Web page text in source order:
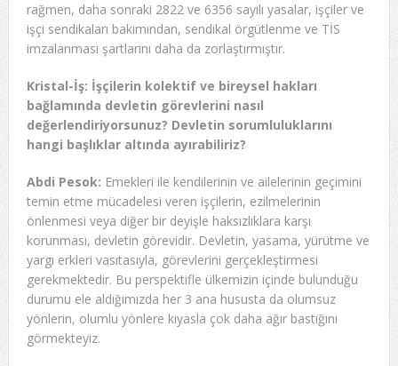
rağmen, daha sonraki 2822 ve 6356 sayılı yasalar, işçiler ve
işçi sendikaları bakımından, sendikal örgütlenme ve TİS
imzalanması şartlarını daha da zorlaştırmıştır.
Kristal-İş: İşçilerin kolektif ve bireysel hakları
bağlamında devletin görevlerini nasıl
değerlendiriyorsunuz? Devletin sorumluluklarını
hangi başlıklar altında ayırabiliriz?
Abdi Pesok: Emekleri ile kendilerinin ve ailelerinin geçimini
temin etme mücadelesi veren işçilerin, ezilmelerinin
önlenmesi veya diğer bir deyişle haksızlıklara karşı
korunması, devletin görevidir. Devletin, yasama, yürütme ve
yargı erkleri vasıtasıyla, görevlerini gerçekleştirmesi
gerekmektedir. Bu perspektifle ülkemizin içinde bulunduğu
durumu ele aldığımızda her 3 ana hususta da olumsuz
yönlerin, olumlu yönlere kıyasla çok daha ağır bastığını
görmekteyiz.